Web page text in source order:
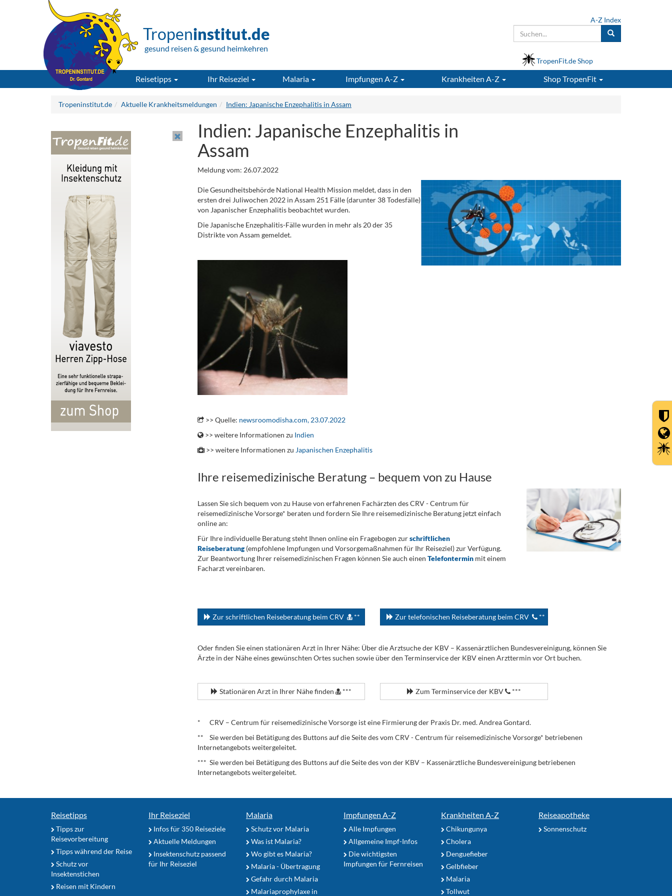
Tropeninstitut.de
gesund reisen & gesund heimkehren
A-Z Index
TropenFit.de Shop
Reisetipps Ihr Reiseziel Malaria Impfungen A-Z Krankheiten A-Z ShopTropenFit
Tropeninstitut.de Aktuelle Krankheitsmeldungen Indien: Japanische Enzephalitis in Assam
Indien: Japanische Enzephalitis in
Assam
Meldung vom: 26.07.2022
Die Gesundheitsbehörde National Health Mission meldet, dass in den
ersten drei Juliwochen 2022 in Assam 251 Fälle (darunter 38 Todesfälle)
von Japanischer Enzephalitis beobachtet wurden.
Die Japanische Enzephalitis-Fälle wurden in mehr als 20 der 35
Distrikte von Assam gemeldet.
>> Quelle: newsroomodisha.com, 23.07.2022
>> weitere Informationen zu Indien
>> weitere Informationen zu Japanischen Enzephalitis
Ihre reisemedizinische Beratung – bequem von zu Hause
Lassen Sie sich bequem von zu Hause von erfahrenen Fachärzten des CRV - Centrum für
reisemedizinische Vorsorge* beraten und fordern Sie Ihre reisemedizinische Beratung jetzt einfach
online an:
Für Ihre individuelle Beratung steht Ihnen online ein Fragebogen zurschriftlichen
Reiseberatung(empfohlene Impfungen und Vorsorgemaßnahmen für Ihr Reiseziel) zur Verfügung.
Zur Beantwortung Ihrer reisemedizinischen Fragen können Sie auch einen Telefonterminmit einem
Facharzt vereinbaren.
Zur schriftlichen Reiseberatung beim CRV ** Zur telefonischen Reiseberatung beim CRV **
Oder finden Sie einen stationären Arzt in Ihrer Nähe: Über die Arztsuche der KBV – Kassenärztlichen Bundesvereinigung, können Sie
Ärzte in der Nähe eines gewünschten Ortes suchen sowie über den Terminservice der KBV einen Arzttermin vor Ort buchen.
Stationären Arzt in Ihrer Nähe finden *** Zum Terminservice der KBV ***
* CRV – Centrum für reisemedizinische Vorsorge ist eine Firmierung der Praxis Dr. med. Andrea Gontard.
** Sie werden bei Betätigung des Buttons auf die Seite des vom CRV - Centrum für reisemedizinische Vorsorge* betriebenen
Internetangebots weitergeleitet.
*** Sie werden bei Betätigung des Buttons auf die Seite des von der KBV – Kassenärztliche Bundesvereinigung betriebenen
Internetangebots weitergeleitet.
Reisetipps
Tipps zur
Reisevorbereitung
Tipps während der Reise
Schutz vor
Insektenstichen
Reisen mit Kindern
Ihr Reiseziel
Infos für 350 Reiseziele
Aktuelle Meldungen
Insektenschutz passend
für Ihr Reiseziel
Malaria
Schutz vor Malaria
Was ist Malaria?
Wo gibt es Malaria?
Malaria - Übertragung
Gefahr durch Malaria
Malariaprophylaxe in
Impfungen A-Z
Alle Impfungen
Allgemeine Impf-Infos
Die wichtigsten
Impfungen für Fernreisen
Krankheiten A-Z
Chikungunya
Cholera
Denguefieber
Gelbfieber
Malaria
Tollwut
Reiseapotheke
Sonnenschutz